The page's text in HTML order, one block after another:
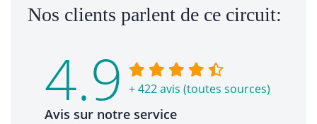
Nos clients parlent de ce circuit:
4.9 + 422 avis (toutes sources)
Avis sur notre service